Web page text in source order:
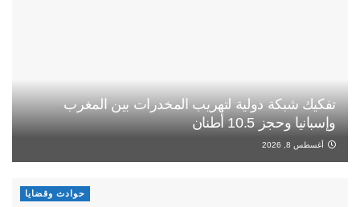
تفكيك شبكة دولية لتهريب المخدرات بين المغرب
وإسبانيا وحجز 10.5 أطنان
أغسطس 8, 2026
حوادث وقضايا